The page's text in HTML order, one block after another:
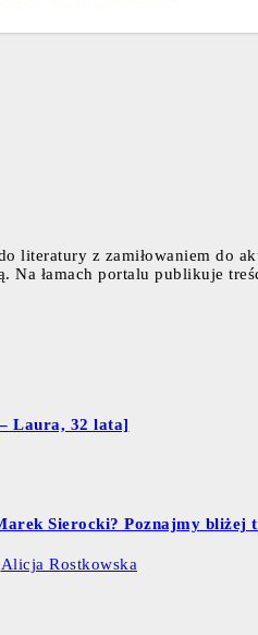
literatury z zamiłowaniem do
łamach portalu publikuje
Laura, 32 lata]
Sierocki? Poznajmy bliżej
Alicja Rostkowska